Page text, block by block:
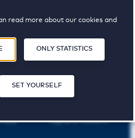
read more about our cookies and
in our
Privacy and Cookie
ONLY STATISTICS
SET YOURSELF
101 m²
Square meters